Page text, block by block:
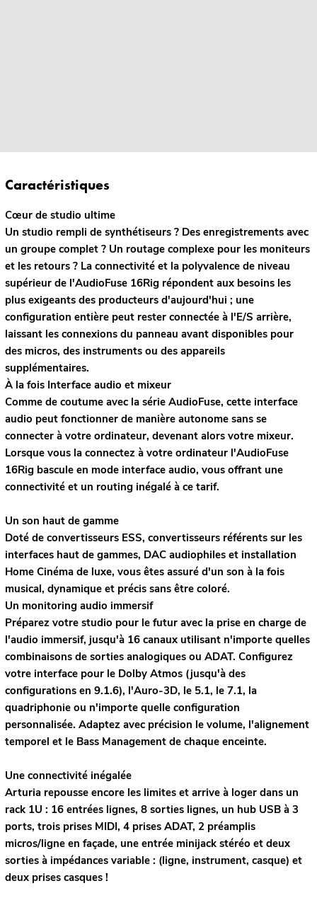
Caractéristiques
Cœur de studio ultime
Un studio rempli de synthétiseurs ? Des enregistrements avec
un groupe complet ? Un routage complexe pour les moniteurs
et les retours ? La connectivité et la polyvalence de niveau
supérieur de l'AudioFuse 16Rig répondent aux besoins les
plus exigeants des producteurs d'aujourd'hui ; une
configuration entière peut rester connectée à l'E/S arrière,
laissant les connexions du panneau avant disponibles pour
des micros, des instruments ou des appareils
supplémentaires.
À la fois Interface audio et mixeur
Comme de coutume avec la série AudioFuse, cette interface
audio peut fonctionner de manière autonome sans se
connecter à votre ordinateur, devenant alors votre mixeur.
Lorsque vous la connectez à votre ordinateur l'AudioFuse
16Rig bascule en mode interface audio, vous offrant une
connectivité et un routing inégalé à ce tarif.
Un son haut de gamme
Doté de convertisseurs ESS, convertisseurs référents sur les
interfaces haut de gammes, DAC audiophiles et installation
Home Cinéma de luxe, vous êtes assuré d'un son à la fois
musical, dynamique et précis sans être coloré.
Un monitoring audio immersif
Préparez votre studio pour le futur avec la prise en charge de
l'audio immersif, jusqu'à 16 canaux utilisant n'importe quelles
combinaisons de sorties analogiques ou ADAT. Configurez
votre interface pour le Dolby Atmos (jusqu'à des
configurations en 9.1.6), l'Auro-3D, le 5.1, le 7.1, la
quadriphonie ou n'importe quelle configuration
personnalisée. Adaptez avec précision le volume, l'alignement
temporel et le Bass Management de chaque enceinte.
Une connectivité inégalée
Arturia repousse encore les limites et arrive à loger dans un
rack 1U : 16 entrées lignes, 8 sorties lignes, un hub USB à 3
ports, trois prises MIDI, 4 prises ADAT, 2 préamplis
micros/ligne en façade, une entrée minijack stéréo et deux
sorties à impédances variable : (ligne, instrument, casque) et
deux prises casques !